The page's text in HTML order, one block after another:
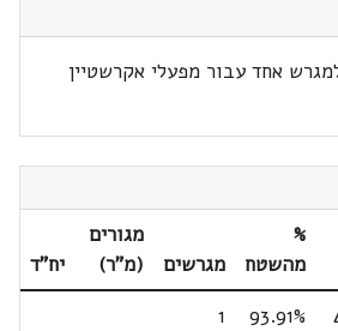
אחד עבור מפעלי אקרשטיין
%
מהשטח
מגרשים
מגורים
(מ"ר)
יח"ד
93.91%
1